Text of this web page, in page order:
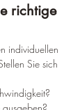
richtige
individuellen
Sie sich